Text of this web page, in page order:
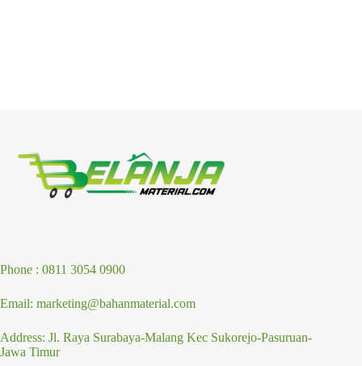
Phone : 0811 3054 0900
Email: marketing@bahanmaterial.com
Address: Jl. Raya Surabaya-Malang Kec Sukorejo-Pasuruan-
Jawa Timur